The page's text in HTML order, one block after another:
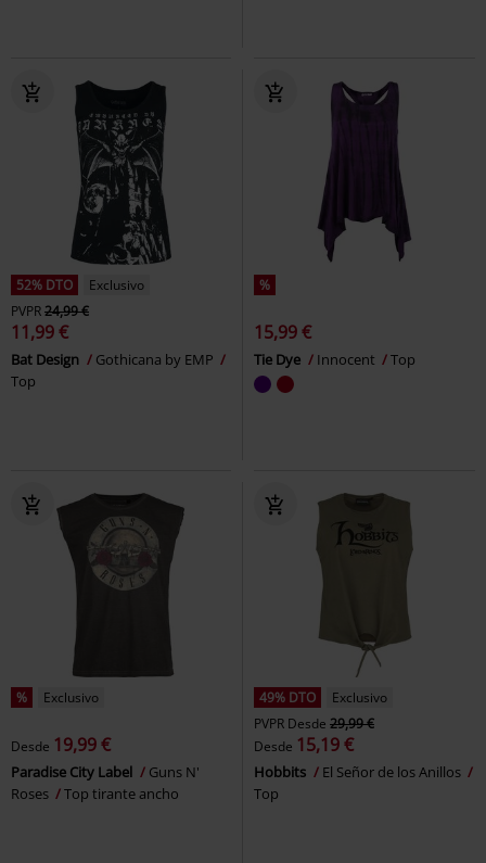
52% DTO
Exclusivo
PVPR24,99 €
11,99 €
Bat Design
Gothicana by EMP
Top
%
15,99 €
Tie Dye Innocent Top
% Exclusivo
Desde 19,99 €
Paradise City Label
Guns N'
Roses
Top tirante ancho
49% DTO
Exclusivo
PVPR Desde 29,99 €
Desde 15,19 €
Hobbits
El Señor de los Anillos
Top